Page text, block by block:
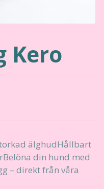
Kero
älghudHållbart
din hund med
– direkt från våra